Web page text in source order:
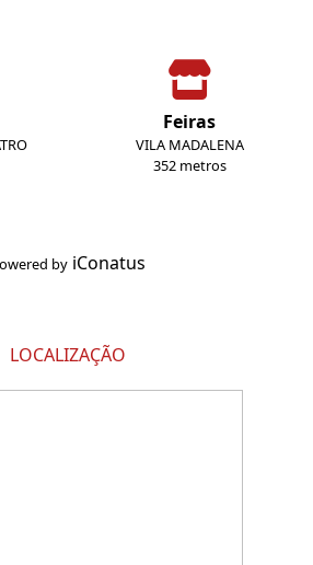
Feiras
VILA MADALENA
352 metros
by iConatus
LOCALIZAÇÃO